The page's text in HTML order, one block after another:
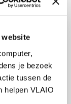
website
je bezoek
tussen de
helpen VLAIO